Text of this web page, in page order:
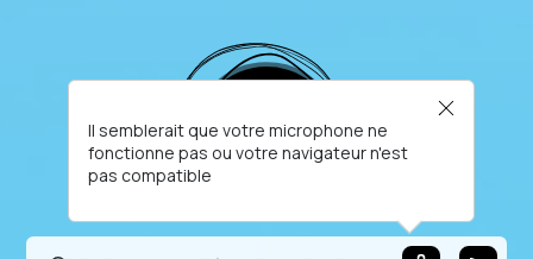
Il semblerait que votre microphone ne
fonctionne pas ou votre navigateur n'est
pas compatible